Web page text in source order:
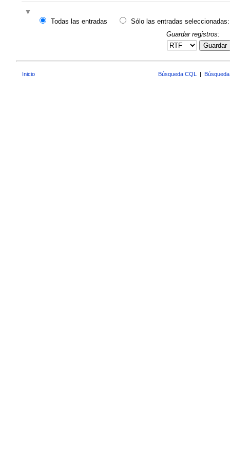
Todas las entradas
Sólo las entradas seleccionadas:
Guardar registros:
Guardar
Inicio Búsqueda CQL